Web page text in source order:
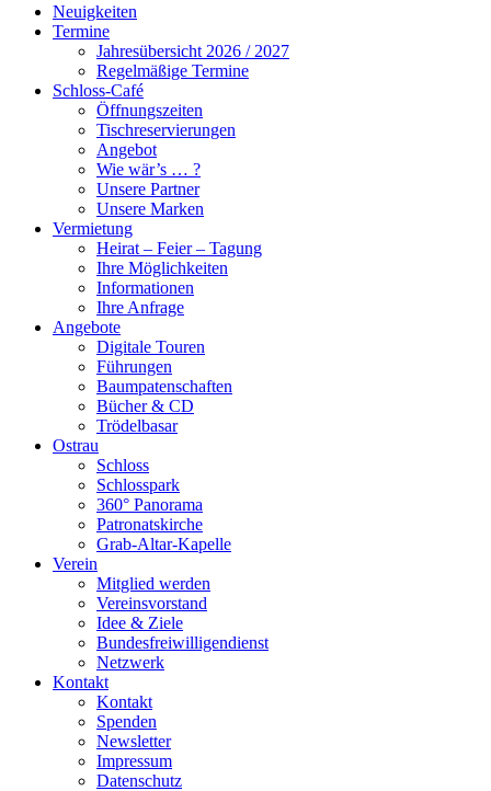
Neuigkeiten
Termine
Jahresübersicht 2026 / 2027
Regelmäßige Termine
Schloss-Café
Öffnungszeiten
Tischreservierungen
Angebot
Wie wär’s … ?
Unsere Partner
Unsere Marken
Vermietung
Heirat – Feier – Tagung
Ihre Möglichkeiten
Informationen
Ihre Anfrage
Angebote
Digitale Touren
Führungen
Baumpatenschaften
Bücher & CD
Trödelbasar
Ostrau
Schloss
Schlosspark
360° Panorama
Patronatskirche
Grab-Altar-Kapelle
Verein
Mitglied werden
Vereinsvorstand
Idee & Ziele
Bundesfreiwilligendienst
Netzwerk
Kontakt
Kontakt
Spenden
Newsletter
Impressum
Datenschutz